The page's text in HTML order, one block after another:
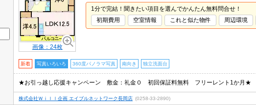
画像：24枚
1分で完結！聞きたい項目を選んでかんたん無料問合せ！
初期費用
空室情報 これと似た物件 周辺環境
新着 写真いろいろ 360度パノラマ写真 南向き 独立洗面台
株式会社Ｗｉｌｌ企画 エイブルネットワーク長岡店 (0258-33-2890)